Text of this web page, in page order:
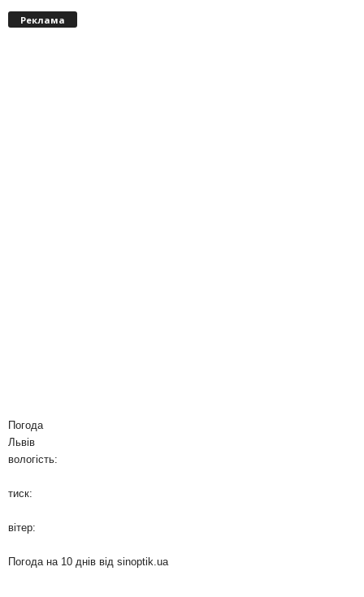
Реклама
Погода
Львів
вологість:
тиск:
вітер:
Погода на 10 днів від sinoptik.ua